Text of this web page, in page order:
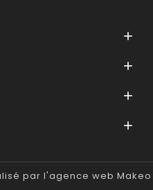




par l'agence web Makeo